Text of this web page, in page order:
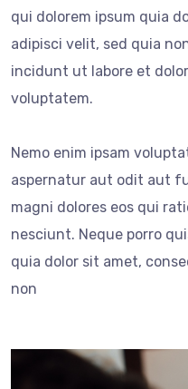
qui dolorem ipsum quia
adipisci velit, sed quia
incidunt ut labore et
voluptatem.
Nemo enim ipsam
aspernatur aut odit aut
magni dolores eos qui
nesciunt. Neque porro
quia dolor sit amet,
non